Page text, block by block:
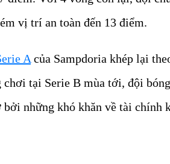
vị trí an toàn đến 13 điểm.
A của Sampdoria khép lại
tại Serie B mùa tới, đội
những khó khăn về tài chính